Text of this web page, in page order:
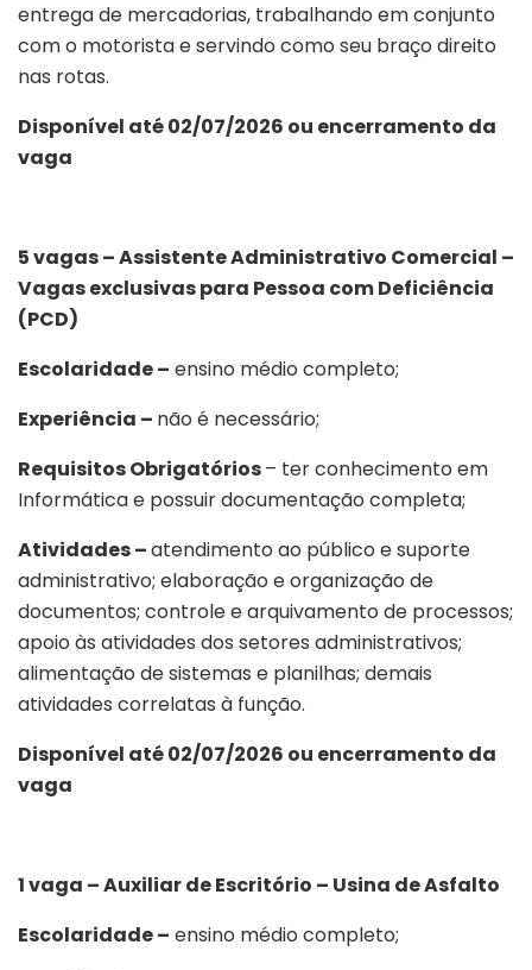
entrega de mercadorias, trabalhando em conjunto
com o motorista e servindo como seu braço direito
nas rotas.
Disponível até 02/07/2026 ou encerramento da
vaga
5 vagas – Assistente Administrativo Comercial –
Vagas exclusivas para Pessoa com Deficiência
(PCD)
Escolaridade – ensino médio completo;
Experiência – não é necessário;
Requisitos Obrigatórios– ter conhecimento em
Informática e possuir documentação completa;
Atividades –atendimento ao público e suporte
administrativo; elaboração e organização de
documentos; controle e arquivamento de processos;
apoio às atividades dos setores administrativos;
alimentação de sistemas e planilhas; demais
atividades correlatas à função.
Disponível até 02/07/2026 ou encerramento da
vaga
1 vaga – Auxiliar de Escritório – Usina de Asfalto
Escolaridade – ensino médio completo;